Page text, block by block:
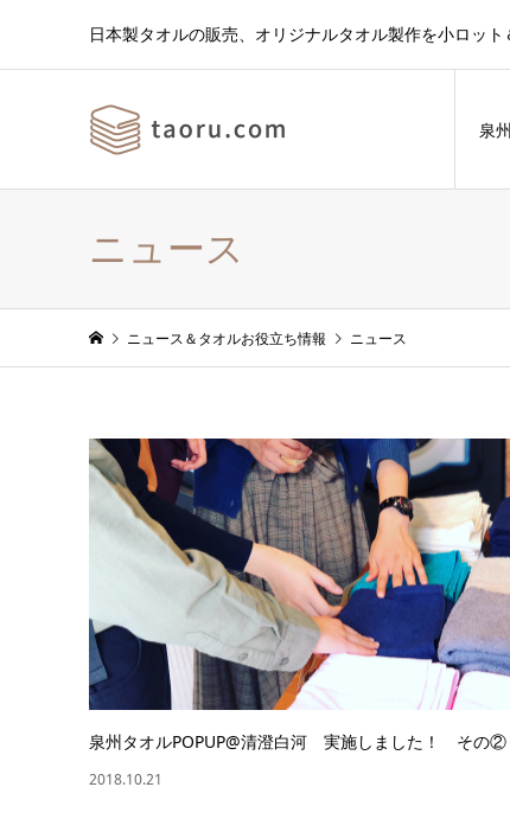
日本製タオルの販売、オリジナルタオル製作を小ロッ
泉
ニュース
ニュース＆タオルお役立ち情報 ニュース
泉州タオルPOPUP@清澄白河 実施しました！ その②
2018.10.21